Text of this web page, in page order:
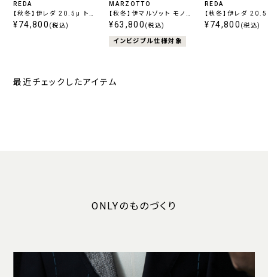
REDA
【秋冬】伊レダ 20.5μ トロ
ピカル グレンチェック ブラ
¥74,800 (税込)
MARZOTTO
【秋冬】伊マルゾット モノス
トレッチ ブラック
¥63,800 (税込)
インビジブル仕様対象
REDA
【秋冬】伊レダ
ピカル ブルー
¥74,800 (税込)
最近チェックしたアイテム
ONLYのものづくり